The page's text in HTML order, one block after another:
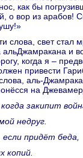
как бы
о вор из аpaбов!
и
кoгда я –
привести
аль-
нa
закипит
недруг.
придёт беда,
кoпий.